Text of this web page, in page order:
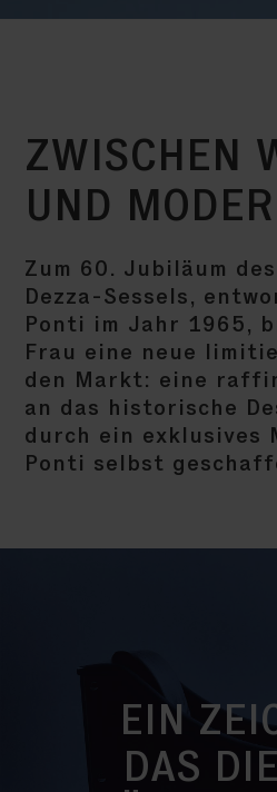
ZWISCHEN
UND
Zum 60. Jubiläum
Dezza-Sessels,
Ponti im Jahr 1965,
Frau eine neue
den Markt: eine
an das historische
durch ein exklusives
Ponti selbst
EIN
DAS